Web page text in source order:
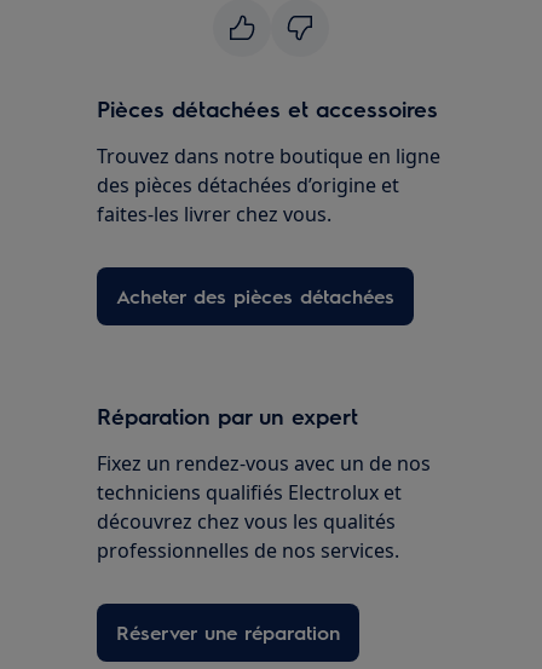
Pièces détachées et accessoires
Trouvez dans notre boutique en ligne
des pièces détachées d’origine et
faites-les livrer chez vous.
Acheter des pièces détachées
Réparation par un expert
Fixez un rendez-vous avec un de nos
techniciens qualifiés Electrolux et
découvrez chez vous les qualités
professionnelles de nos services.
Réserver une réparation